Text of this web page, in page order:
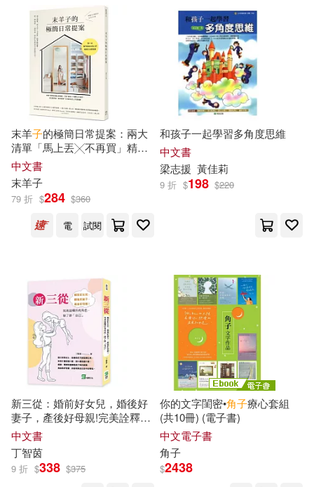
謬齡大叔(4) 馮敏飛(4)
默嬋(4) IMIGIMURU(3)
Megamorrina(3)
Midori Suzukino(3)
Milkyway(3)
VOFAN(3) matsushige(3)
proto star編集部(3) にぃと(3)
はむばね(3) みょん(3)
もふ緒(3) わたりさえ(3)
世界一(3) 伊梓帆(3)
平安文化(4)
樂律(4)
碁峰(4)
要有光(4) 親子天下(4)
賽斯文化(4)
采實文化(4) 高寶(4)
ホビージャパン(3) 三日月(3)
中國紡織出版社(3)
中國農業出版社(3)
主婦と生活社(3) 九歌(3)
亞升實業(3) 人人出版(3)
末羊子的極簡日常提案：兩大
清單「馬上丟╳不再買」精準
斷捨離，從一個抽屜、一個角
落，開始打造理想中的質感生
活!
中文書
末羊子
79 折 $284 $360
電
試閱
和孩子一起學習多角度思維
中文書
梁志援 黃佳莉
9 折 $198 $220
新三從：婚前好女兒，婚後好
妻子，產後好母親!完美詮釋所
有角色，除了妳「自己」
中文書
丁智茵
9 折 $338 $375
你的文字閨密•角子療心套組
(共10冊) (電子書)
中文電子書
角子
$2438